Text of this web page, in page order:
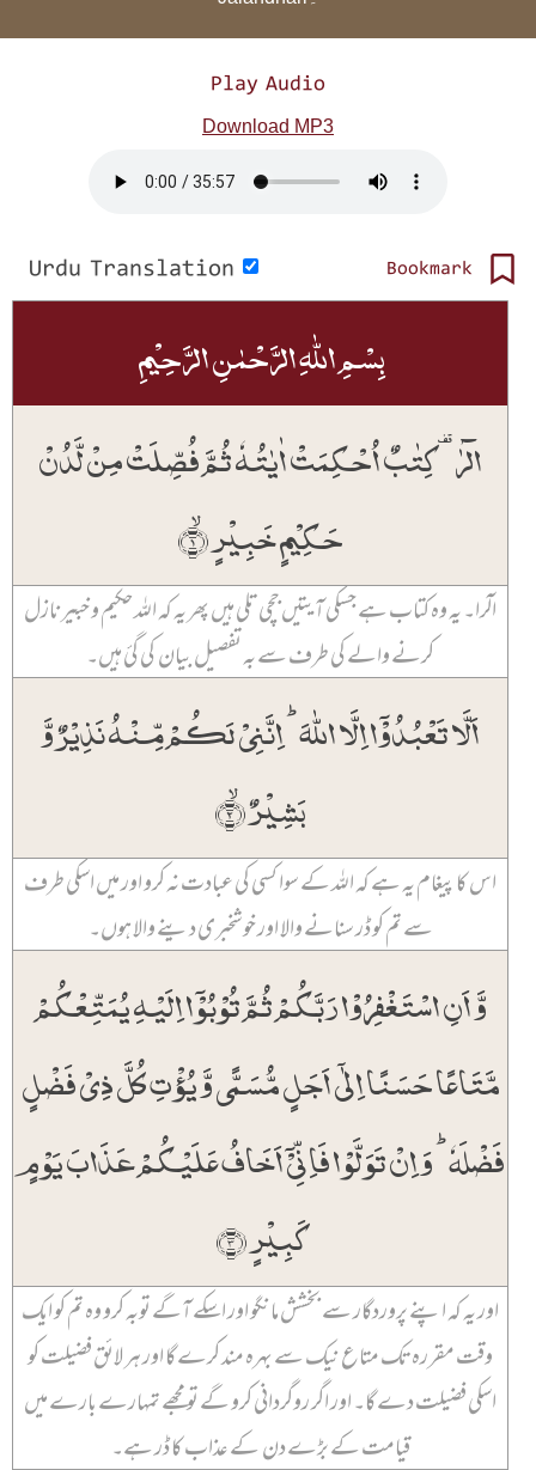
Play Audio
Download MP3
Urdu Translation
بِسۡمِ اللّٰہِ الرَّحۡمٰنِ الرَّحِیۡمِ
الٓرٰ ۟ کِتٰبٌ اُحۡکِمَتۡ اٰیٰتُہٗ ثُمَّ فُصِّلَتۡ مِنۡ لَّدُنۡ
حَکِیۡمٍ خَبِیۡرٍ ۙ﴿۱﴾
الٓرا۔ یہ وہ کتاب ہے جسکی آیتیں جچی تلی ہیں پھر یہ کہ اللہ حکیم و خبیر نازل
کرنے والے کی طرف سے بہ تفصیل بیان کی گئ ہیں۔
اَلَّا تَعۡبُدُوۡۤا اِلَّا اللّٰہَ ؕ اِنَّنِیۡ لَکُمۡ مِّنۡہُ نَذِیۡرٌ وَّ
بَشِیۡرٌ ۙ﴿۲﴾
اس کا پیغام یہ ہے کہ اللہ کے سوا کسی کی عبادت نہ کرو اور میں اسکی طرف
سے تم کو ڈر سنانے والا اور خوشخبری دینے والا ہوں۔
وَّ اَنِ اسۡتَغۡفِرُوۡا رَبَّکُمۡ ثُمَّ تُوۡبُوۡۤا اِلَیۡہِ یُمَتِّعۡکُمۡ
مَّتَاعًا حَسَنًا اِلٰۤی اَجَلٍ مُّسَمًّی وَّ یُؤۡتِ کُلَّ ذِیۡ فَضۡلٍ
فَضۡلَہٗ ؕ وَ اِنۡ تَوَلَّوۡا فَاِنِّیۡۤ اَخَافُ عَلَیۡکُمۡ عَذَابَ یَوۡمٍ
کَبِیۡرٍ ﴿۳﴾
اور یہ کہ اپنے پروردگار سے بخشش مانگو اور اسکے آگے توبہ کرو وہ تم کو ایک
وقت مقررہ تک متاع نیک سے بہرہ مند کرے گا اور ہر لائق فضیلت کو
اسکی فضیلت دے گا۔ اور اگر روگردانی کرو گے تو مجھے تمہارے بارے میں
قیامت کے بڑے دن کے عذاب کا ڈر ہے۔